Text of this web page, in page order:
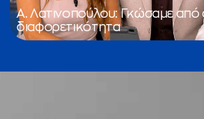
Α. Λατινοπούλου: Γκώσαμε από
διαφορετικότητα